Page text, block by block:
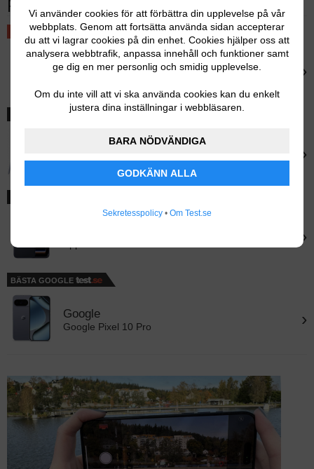
Vi använder cookies för att förbättra din upplevelse på vår
webbplats. Genom att fortsätta använda sidan accepterar
du att vi lagrar cookies på din enhet. Cookies hjälper oss att
analysera webbtrafik, anpassa innehåll och funktioner samt
ge dig en mer personlig och smidig upplevelse.
Om du inte vill att vi ska använda cookies kan du enkelt
justera dina inställningar i webbläsaren.
BARA NÖDVÄNDIGA
GODKÄNN ALLA
Sekretesspolicy • Om Test.se
Fler testvinnande mobiltelefoner
BÄST I TEST
Apple ›
BÄSTA SAMSUNG
Samsung
Samsung Galaxy S25 Ultra ›
›
BÄSTA GOOGLE
Google
Google Pixel 10 Pro ›